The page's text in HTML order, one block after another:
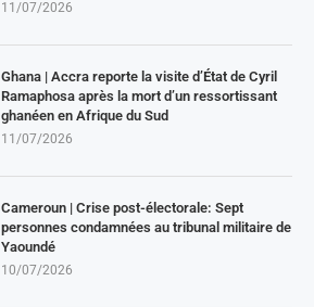
11/07/2026
Ghana | Accra reporte la visite d’État de Cyril
Ramaphosa après la mort d’un ressortissant
ghanéen en Afrique du Sud
11/07/2026
Cameroun | Crise post-électorale: Sept
personnes condamnées au tribunal militaire de
Yaoundé
10/07/2026